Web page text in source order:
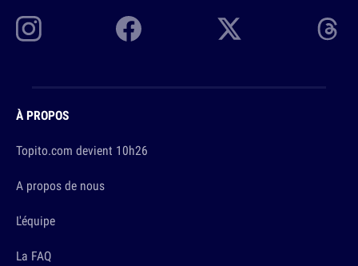
À PROPOS
Topito.com devient 10h26
A propos de nous
L'équipe
La FAQ